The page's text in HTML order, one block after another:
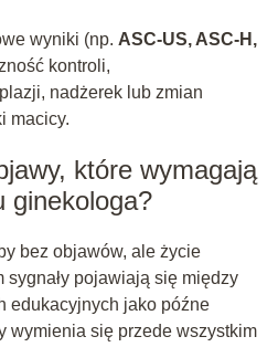
wyniki (np. ASC-US, ASC-H,
kontroli,
nadżerek lub zmian
macicy.
które wymagają
ginekologa?
bez objawów, ale życie
pojawiają się między
edukacyjnych jako późne
wymienia się przede wszystkim